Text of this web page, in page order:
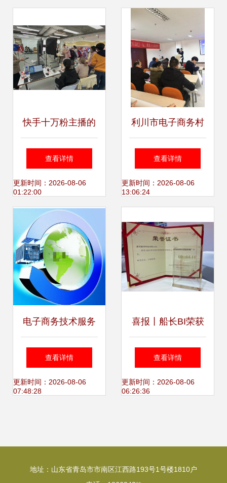
官
快手十万粉主播的
真实收入 依赖方
向、变现模式与技
术加成
查看详情
更新时间：2026-08-06
01:22:00
利川市电子商务村
级服务站点业务培
训大会圆满落幕，
振兴
查看详情
更新时间：2026-08-06
13:06:24
电子商务技术服务
的核心价值与发展
趋势
查看详情
更新时间：2026-08-06
07:48:28
喜报丨船长BI荣获
2020青岛跨交
会“跨境电商优质服
查看详情
更新时间：2026-08-06
06:26:36
地址：山东省青岛市市南区江西路193号1号楼1810户